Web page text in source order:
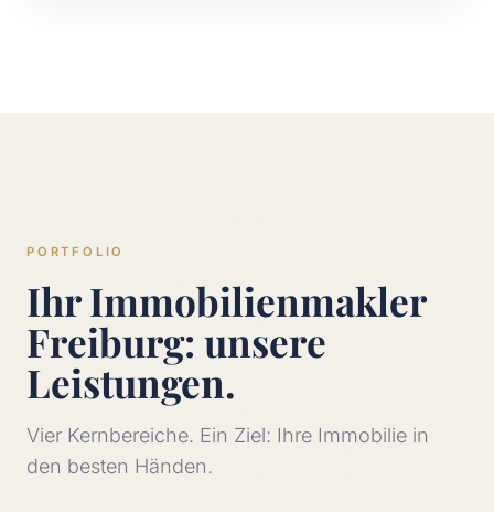
PORTFOLIO
Ihr Immobilienmakler
Freiburg: unsere
Leistungen.
Vier Kernbereiche. Ein Ziel: Ihre Immobilie in
den besten Händen.